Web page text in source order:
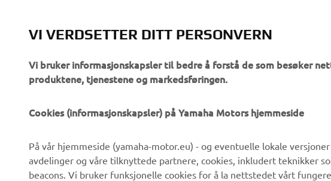
Nyheter
Arrangementer
Myndigheter
Golfbaner
Yamaha
VI VERDSETTER DITT PERSONVERN
Vi bruker informasjonskapsler til bedre å forstå de som besøker
produktene, tjenestene og markedsføringen.
Cookies (informasjonskapsler) på Yamaha Motors hjemmeside
På vår hjemmeside (yamaha-motor.eu) - og eventuelle lokale
avdelinger og våre tilknyttede partnere, cookies, inkludert teknikker
beacons. Vi bruker funksjonelle cookies for å la nettstedet vårt